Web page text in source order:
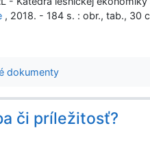
, 2018. - 184 s. : obr., tab., 30
dokumenty
či príležitosť?